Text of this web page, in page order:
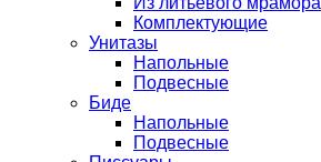
Комплектующие
Унитазы
Напольные
Подвесные
Биде
Напольные
Подвесные